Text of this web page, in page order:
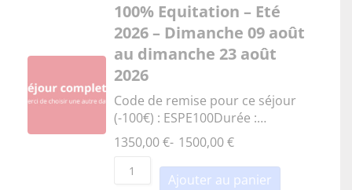
100% Equitation – Eté
2026 – Dimanche 09 août
au dimanche 23 août
2026
Code de remise pour ce séjour
(-100€) : ESPE100Durée :…
1350,00€- 1500,00€
Ajouter au panier